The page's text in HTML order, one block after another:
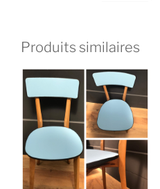
Produits similaires